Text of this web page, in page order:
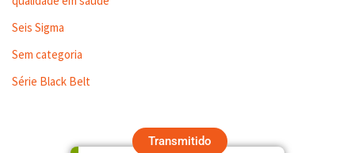
Seis Sigma
Sem categoria
Série Black Belt
Transmitido